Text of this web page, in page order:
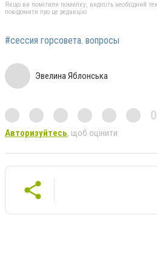
Якщо ви помітили помилку, виділіть необхідний
повідомити про це редакцію
#сессия горсовета. вопросы
Эвелина Яблонська
Авторизуйтесь, щоб оцінити